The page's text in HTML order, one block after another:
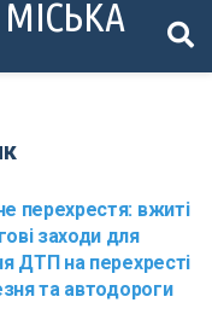
перехрестя: вжиті
заходи для
ДТП на перехресті
та автодороги